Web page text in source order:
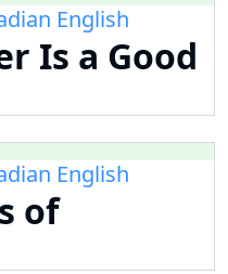
English
Is a Good
English
of